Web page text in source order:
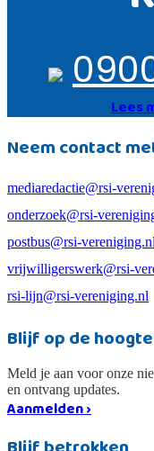
Lees
Neem contact
mediaredactie@rsi-
onderzoek@rsi-
postbus@rsi-vereniging.nl
vrijwilligerswerk@rsi-
rsi-lijn@rsi-vereniging.nl
Blijf op de
Meld je aan voor onze
en ontvang updates.
Aanmelden ›